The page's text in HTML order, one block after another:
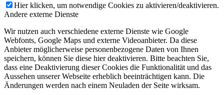
Hier klicken, um notwendige Cookies zu aktivieren/deaktivieren.
Andere externe Dienste
Wir nutzen auch verschiedene externe Dienste wie Google
Webfonts, Google Maps und externe Videoanbieter. Da diese
Anbieter möglicherweise personenbezogene Daten von Ihnen
speichern, können Sie diese hier deaktivieren. Bitte beachten Sie,
dass eine Deaktivierung dieser Cookies die Funktionalität und das
Aussehen unserer Webseite erheblich beeinträchtigen kann. Die
Änderungen werden nach einem Neuladen der Seite wirksam.